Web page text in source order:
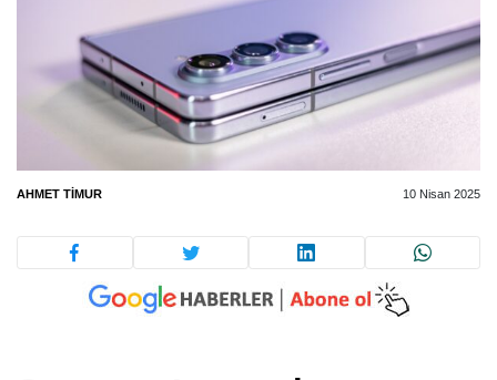
AHMET TIMUR 10 Nisan 2025